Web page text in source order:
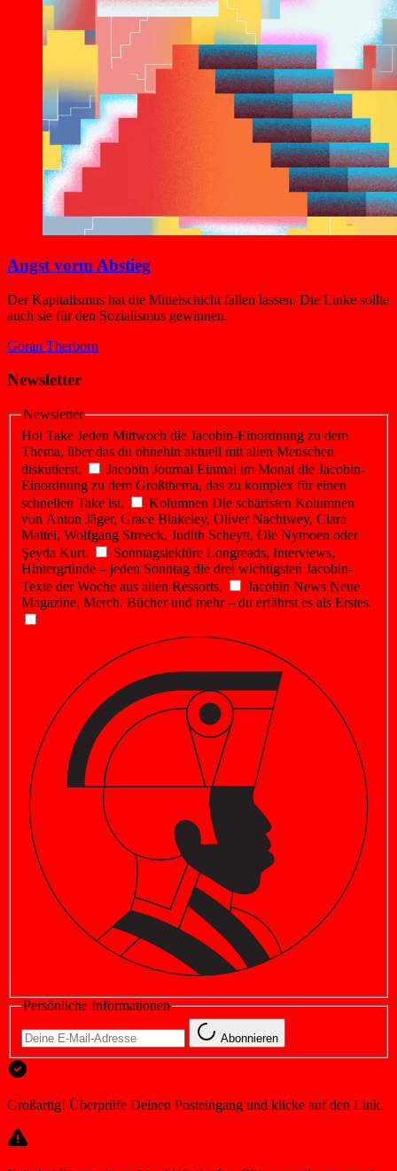
Angst vorm Abstieg
Der Kapitalismus hat die Mittelschicht fallen lassen. Die Linke sollte
auch sie für den Sozialismus gewinnen.
Göran Therborn
Newsletter
Newsletter
Hot Take Jeden Mittwoch die Jacobin-Einordnung zu dem
Thema, über das du ohnehin aktuell mit allen Menschen
diskutierst.
Jacobin Journal Einmal im Monat die Jacobin-
Einordnung zu dem Großthema, das zu komplex für einen
schnellen Take ist.
Kolumnen Die schärfsten Kolumnen
von Anton Jäger, Grace Blakeley, Oliver Nachtwey, Clara
Mattei, Wolfgang Streeck, Judith Scheytt, Ole Nymoen oder
Şeyda Kurt.
Sonntagslektüre Longreads, Interviews,
Hintergründe – jeden Sonntag die drei wichtigsten Jacobin-
Texte der Woche aus allen Ressorts.
Jacobin News Neue
Magazine, Merch, Bücher und mehr – du erfährst es als Erstes.
Persönliche Informationen
Abonnieren
Großartig! Überprüfe Deinen Posteingang und klicke auf den Link.